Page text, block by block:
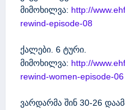
მიმოხილვა: http://
rewind-episode-08
ქალები. 6 ტური.
მიმოხილვა: http://
rewind-women-episode-06
ვარდარმა შინ 30-26